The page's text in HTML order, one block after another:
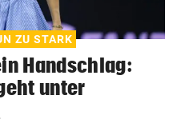
ZU STARK
Handschlag:
unter